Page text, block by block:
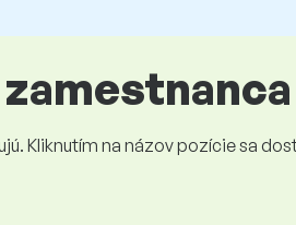
Kliknutím na názov pozície sa